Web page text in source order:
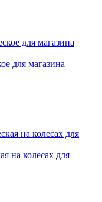
для магазина
на колесах для